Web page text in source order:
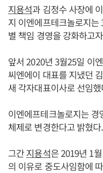
지용석과 김정수 사장에
지 이엔에프테크놀로지
별 책임 경영을 강화하고
앞서 2020년 3월25일 이
씨엔에이 대표를 지냈던
새 각자대표이사로 선임
이엔에프테크놀로지는
체제로 변경한다고 밝혔다.
그간지용석은 2019년 1
의 이유로 중도사임함에